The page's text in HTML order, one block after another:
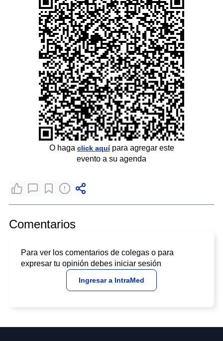
O haga click aquípara agregar este
evento a su agenda
Comentarios
Para ver los comentarios de colegas o para
expresar tu opinión debes iniciar sesión
Ingresar a IntraMed